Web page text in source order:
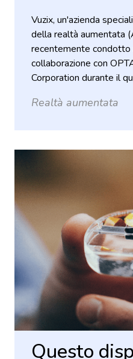
Vuzix, un'azienda
della realtà aumentata
recentemente condotto
collaborazione con
Corporation durante il
Realtà aumentata
Questo